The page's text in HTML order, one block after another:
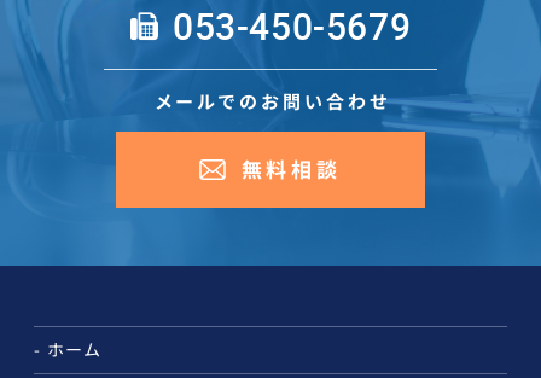
053-450-5679
メールでのお問い合わせ
無料相談
ホーム